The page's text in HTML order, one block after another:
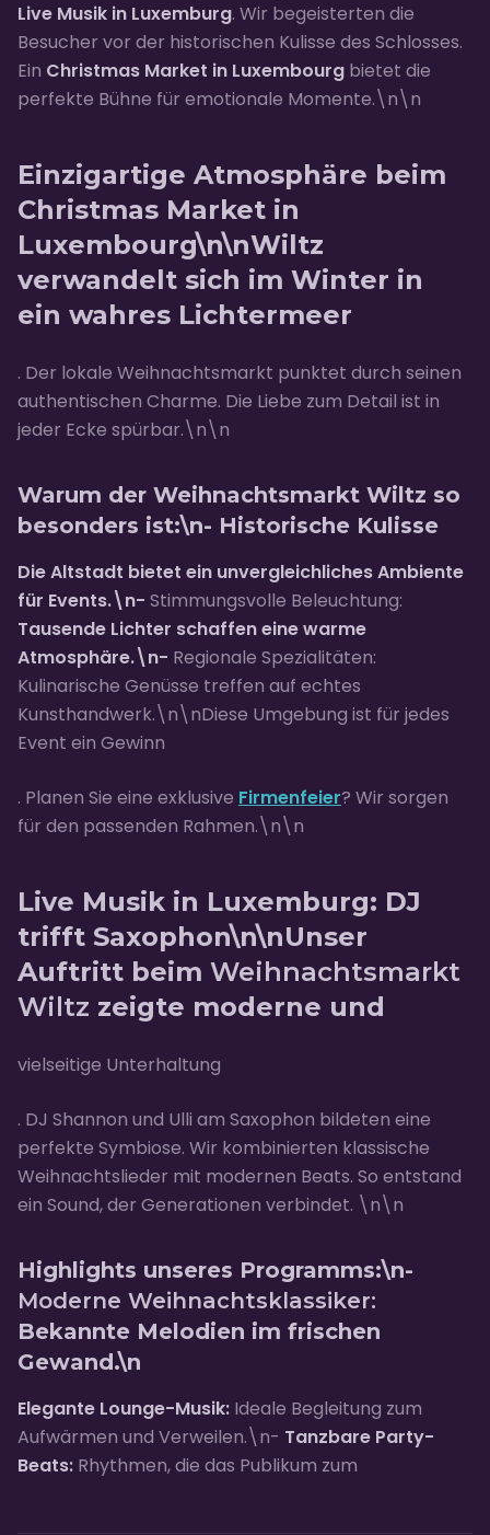
Live Musik in Luxemburg. Wir begeisterten die
Besucher vor der historischen Kulisse des Schlosses.
Ein Christmas Market in Luxembourg bietet die
perfekte Bühne für emotionale Momente.\n\n
Einzigartige Atmosphäre beim
Christmas Market in
Luxembourg\n\nWiltz
verwandelt sich im Winter in
ein wahres Lichtermeer
. Der lokale Weihnachtsmarkt punktet durch seinen
authentischen Charme. Die Liebe zum Detail ist in
jeder Ecke spürbar.\n\n
Warum der Weihnachtsmarkt Wiltz so
besonders ist:\n- Historische Kulisse
Die Altstadt bietet ein unvergleichliches Ambiente
für Events.\n- Stimmungsvolle Beleuchtung:
Tausende Lichter schaffen eine warme
Atmosphäre.\n- Regionale Spezialitäten:
Kulinarische Genüsse treffen auf echtes
Kunsthandwerk.\n\nDiese Umgebung ist für jedes
Event ein Gewinn
. Planen Sie eine exklusive Firmenfeier? Wir sorgen
für den passenden Rahmen.\n\n
Live Musik in Luxemburg: DJ
trifft Saxophon\n\nUnser
Auftritt beim Weihnachtsmarkt
Wiltz zeigte moderne und
vielseitige Unterhaltung
. DJ Shannon und Ulli am Saxophon bildeten eine
perfekte Symbiose. Wir kombinierten klassische
Weihnachtslieder mit modernen Beats. So entstand
ein Sound, der Generationen verbindet. \n\n
Highlights unseres Programms:\n-
Moderne Weihnachtsklassiker:
Bekannte Melodien im frischen
Gewand.\n
Elegante Lounge-Musik: Ideale Begleitung zum
Aufwärmen und Verweilen.\n- Tanzbare Party-
Beats: Rhythmen, die das Publikum zum